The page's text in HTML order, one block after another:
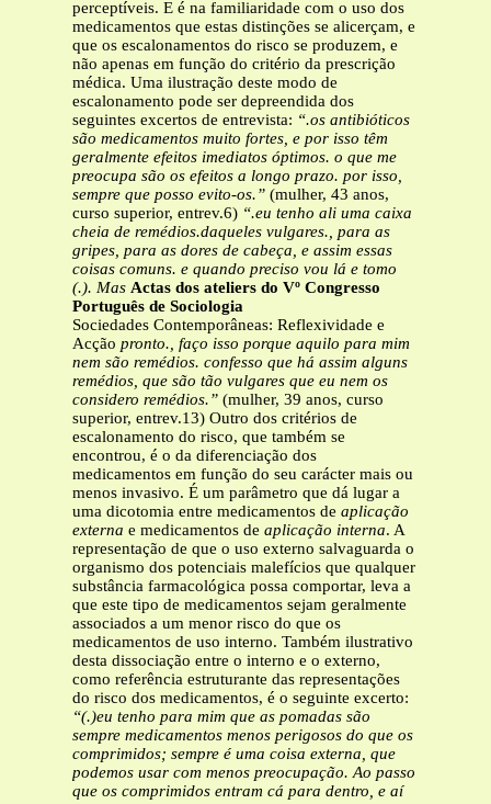
perceptíveis. E é na familiaridade com o uso dos
medicamentos que estas distinções se alicerçam, e
que os escalonamentos do risco se produzem, e
não apenas em função do critério da prescrição
médica. Uma ilustração deste modo de
escalonamento pode ser depreendida dos
seguintes excertos de entrevista: “.os antibióticos
são medicamentos muito fortes, e por isso têm
geralmente efeitos imediatos óptimos. o que me
preocupa são os efeitos a longo prazo. por isso,
sempre que posso evito-os.” (mulher, 43 anos,
curso superior, entrev.6) “.eu tenho ali uma caixa
cheia de remédios.daqueles vulgares., para as
gripes, para as dores de cabeça, e assim essas
coisas comuns. e quando preciso vou lá e tomo
(.). Mas Actas dos ateliers do Vº Congresso
Português de Sociologia
Sociedades Contemporâneas: Reflexividade e
Acção pronto., faço isso porque aquilo para mim
nem são remédios. confesso que há assim alguns
remédios, que são tão vulgares que eu nem os
considero remédios.” (mulher, 39 anos, curso
superior, entrev.13) Outro dos critérios de
escalonamento do risco, que também se
encontrou, é o da diferenciação dos
medicamentos em função do seu carácter mais ou
menos invasivo. É um parâmetro que dá lugar a
uma dicotomia entre medicamentos de aplicação
externa e medicamentos de aplicação interna. A
representação de que o uso externo salvaguarda o
organismo dos potenciais malefícios que qualquer
substância farmacológica possa comportar, leva a
que este tipo de medicamentos sejam geralmente
associados a um menor risco do que os
medicamentos de uso interno. Também ilustrativo
desta dissociação entre o interno e o externo,
como referência estruturante das representações
do risco dos medicamentos, é o seguinte excerto:
“(.)eu tenho para mim que as pomadas são
sempre medicamentos menos perigosos do que os
comprimidos; sempre é uma coisa externa, que
podemos usar com menos preocupação. Ao passo
que os comprimidos entram cá para dentro, e aí